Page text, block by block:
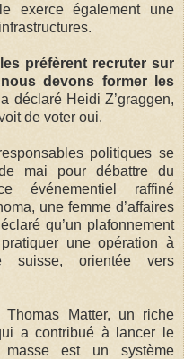
exerce également une
préfèrent recruter sur
devons former les
déclaré Heidi Z’graggen,
de voter oui.
politiques se
mai pour débattre du
événementiel raffiné
une femme d’affaires
qu’un plafonnement
une opération à
suisse, orientée vers
Matter, un riche
a contribué à lancer le
masse est un système